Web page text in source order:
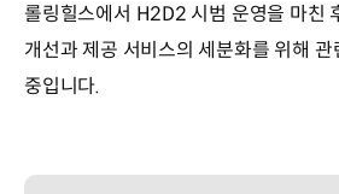
롤링힐스에서 H2D2 시범 운영을 마친
개선과 제공 서비스의 세분화를 위해
중입니다.